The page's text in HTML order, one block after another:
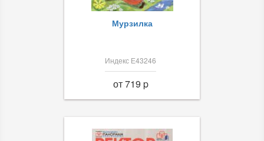
Мурзилка
Индекс Е43246
от 719 p